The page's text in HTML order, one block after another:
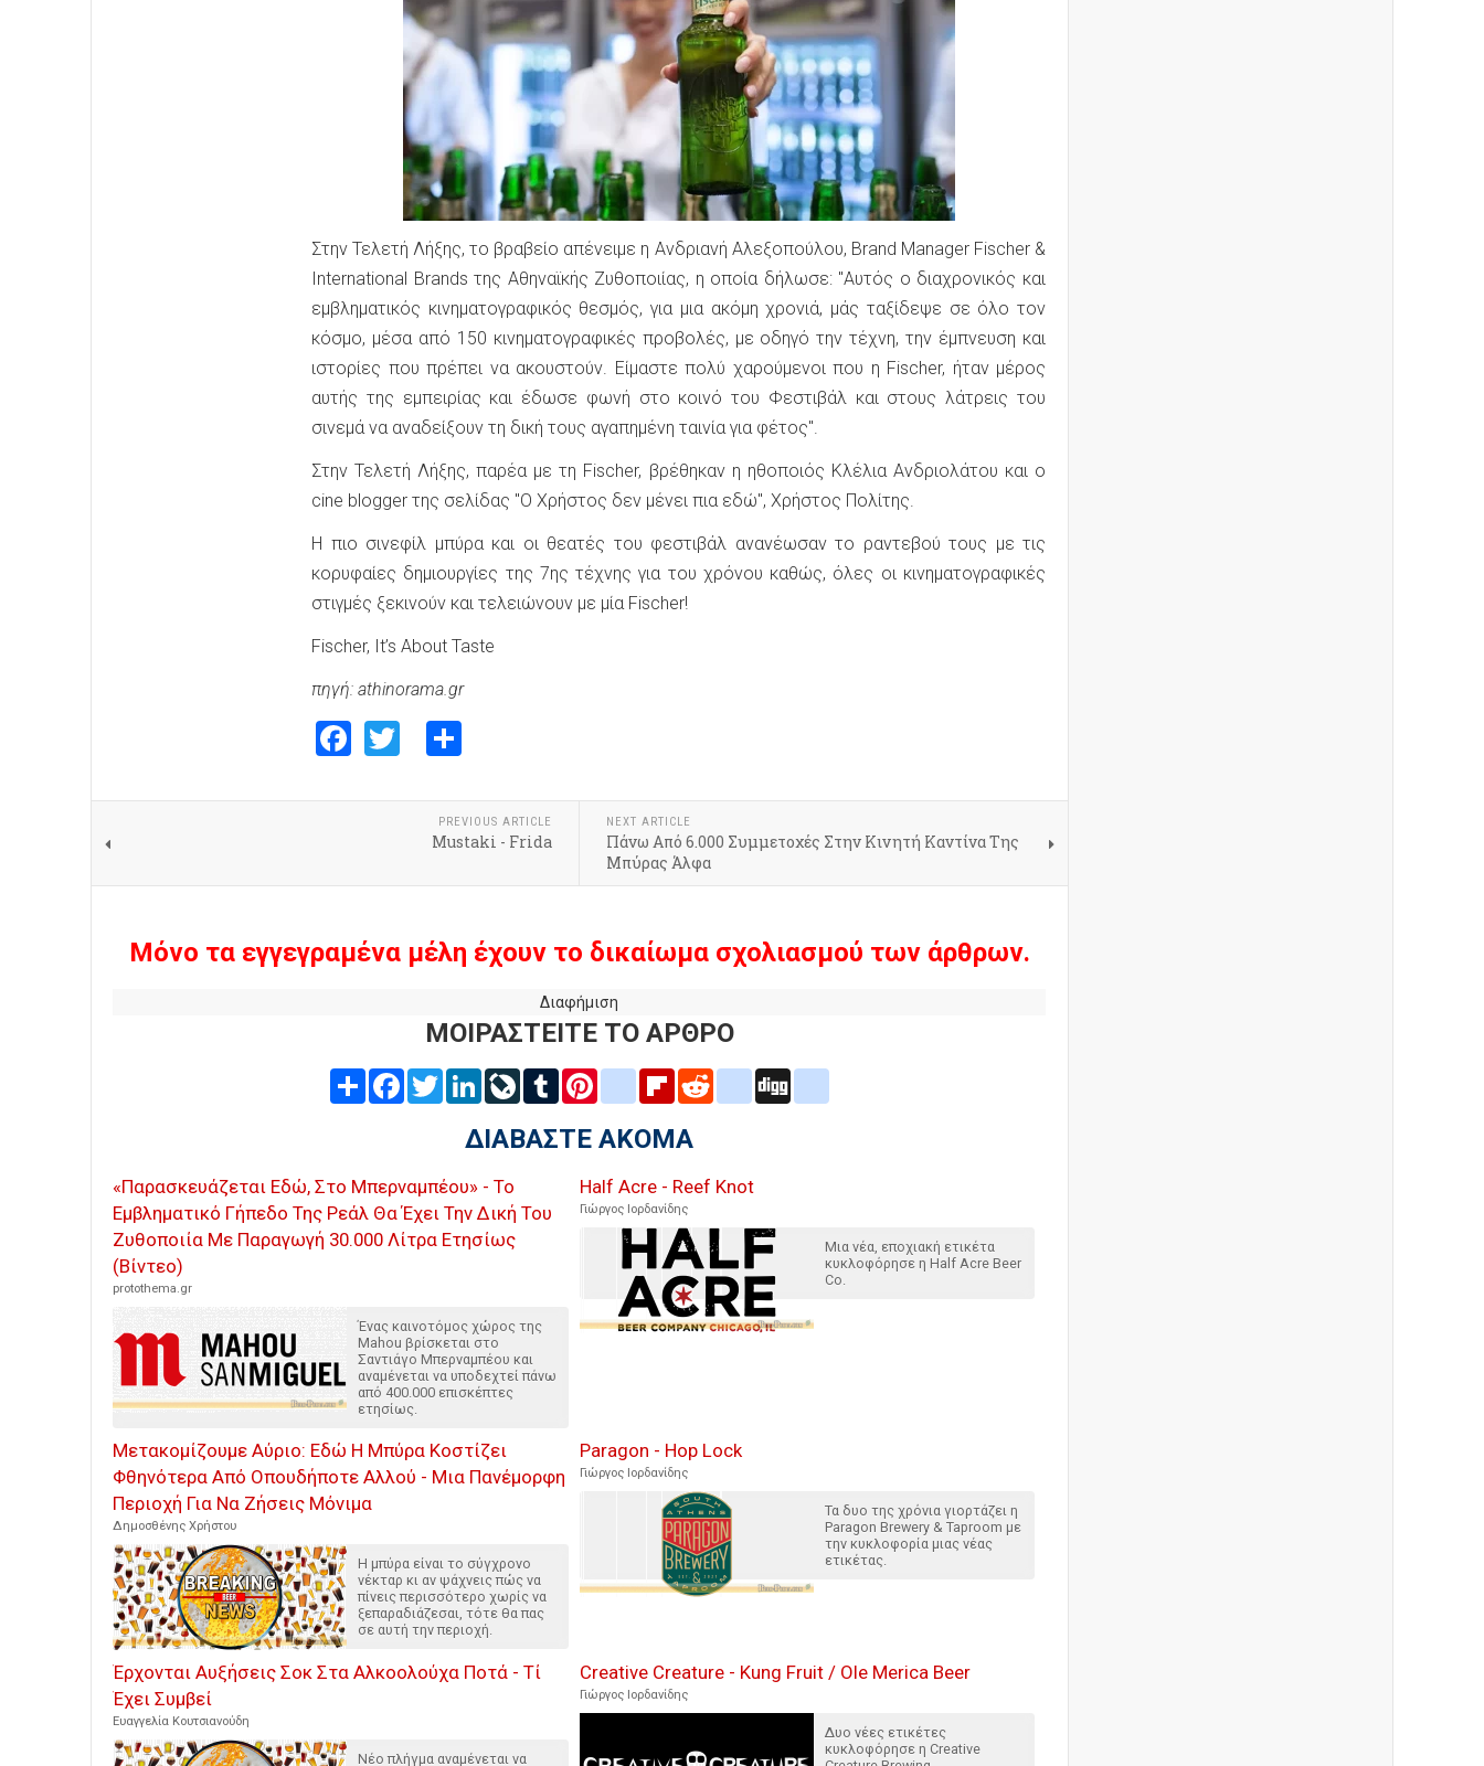
Στην Τελετή Λήξης, το βραβείο απένειμε η Ανδριανή Αλεξοπούλου, Brand Manager Fischer &
International Brands της Αθηναϊκής Ζυθοποιίας, η οποία δήλωσε: "Αυτός ο διαχρονικός και
εμβληματικός κινηματογραφικός θεσμός, για μια ακόμη χρονιά, μάς ταξίδεψε σε όλο τον
κόσμο, μέσα από 150 κινηματογραφικές προβολές, με οδηγό την τέχνη, την έμπνευση και
ιστορίες που πρέπει να ακουστούν. Είμαστε πολύ χαρούμενοι που η Fischer, ήταν μέρος
αυτής της εμπειρίας και έδωσε φωνή στο κοινό του Φεστιβάλ και στους λάτρεις του
σινεμά να αναδείξουν τη δική τους αγαπημένη ταινία για φέτος".
Στην Τελετή Λήξης, παρέα με τη Fischer, βρέθηκαν η ηθοποιός Κλέλια Ανδριολάτου και ο
cine blogger της σελίδας "Ο Χρήστος δεν μένει πια εδώ", Χρήστος Πολίτης.
Η πιο σινεφίλ μπύρα και οι θεατές του φεστιβάλ ανανέωσαν το ραντεβού τους με τις
κορυφαίες δημιουργίες της 7ης τέχνης για του χρόνου καθώς, όλες οι κινηματογραφικές
στιγμές ξεκινούν και τελειώνουν με μία Fischer!
Fischer, It’s About Taste
πηγή: athinorama.gr
Facebook
Twitter
PREVIOUS ARTICLE
Mustaki - Frida
NEXT ARTICLE
Πάνω Από 6.000 Συμμετοχές Στην Κινητή Καντίνα Της
Μπύρας Άλφα
Μόνο τα εγγεγραμένα μέλη έχουν το δικαίωμα σχολιασμού των άρθρων.
Διαφήμιση
ΜΟΙΡΑΣΤΕΙΤΕ ΤΟ ΑΡΘΡΟ
Share FacebookTwitterLinkedInLiveJournal
Tumblr Pinterestblogger_post
FlipboardRedditdelicious
ΔΙΑΒΑΣΤΕ ΑΚΟΜΑ
«Παρασκευάζεται Εδώ, Στο Μπερναμπέου» - Το
Εμβληματικό Γήπεδο Της Ρεάλ Θα Έχει Την Δική Του
Ζυθοποιία Με Παραγωγή 30.000 Λίτρα Ετησίως
(Βίντεο)
protothema.gr
Ένας καινοτόμος χώρος της
Mahou βρίσκεται στο
Σαντιάγο Μπερναμπέου και
αναμένεται να υποδεχτεί πάνω
από 400.000 επισκέπτες
ετησίως.
Half Acre - Reef Knot
Γιώργος Ιορδανίδης
Μια νέα, εποχιακή ετικέτα
κυκλοφόρησε η Half Acre Beer
Co.
Μετακομίζουμε Αύριο: Εδώ Η Μπύρα Κοστίζει
Φθηνότερα Από Οπουδήποτε Αλλού - Μια Πανέμορφη
Περιοχή Για Να Ζήσεις Μόνιμα
Δημοσθένης Χρήστου
Η μπύρα είναι το σύγχρονο
νέκταρ κι αν ψάχνεις πώς να
πίνεις περισσότερο χωρίς να
ξεπαραδιάζεσαι, τότε θα πας
σε αυτή την περιοχή.
Paragon - Hop Lock
Γιώργος Ιορδανίδης
Τα δυο της χρόνια γιορτάζει η
Paragon Brewery & Taproom με
την κυκλοφορία μιας νέας
ετικέτας.
Έρχονται Αυξήσεις Σοκ Στα Αλκοολούχα Ποτά - Τί
Έχει Συμβεί
Ευαγγελία Κουτσιανούδη
Νέο πλήγμα αναμένεται να
Creative Creature - Kung Fruit / Ole Merica Beer
Γιώργος Ιορδανίδης
Δυο νέες ετικέτες
κυκλοφόρησε η Creative